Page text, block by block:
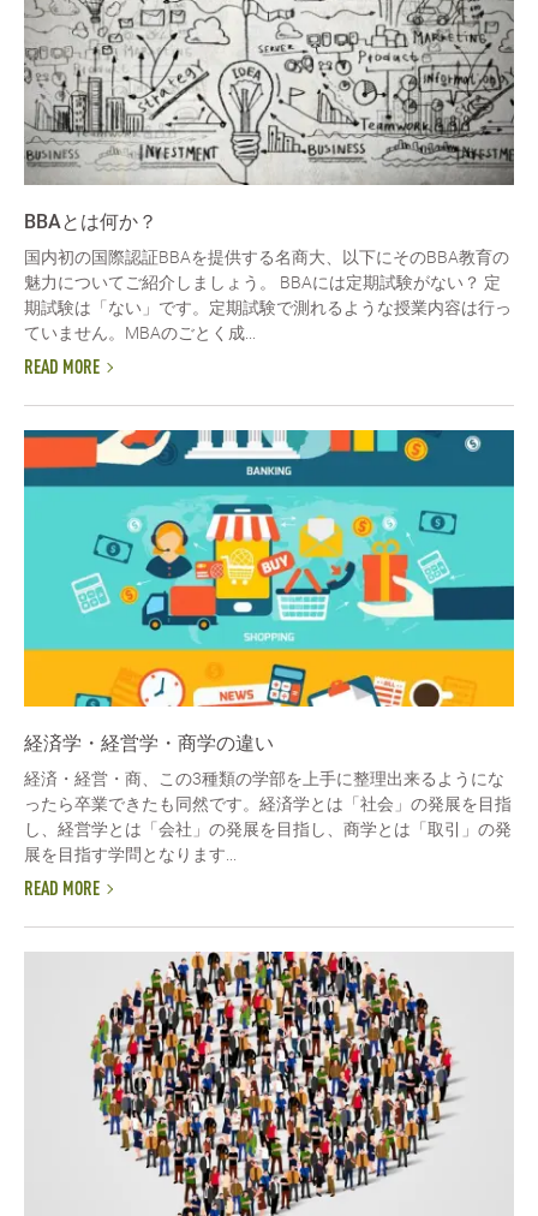
BBAとは何か？
国内初の国際認証BBAを提供する名商大、以下にそのBBA教育の
魅力についてご紹介しましょう。 BBAには定期試験がない？ 定
期試験は「ない」です。定期試験で測れるような授業内容は行っ
ていません。MBAのごとく成...
READ MORE
経済学・経営学・商学の違い
経済・経営・商、この3種類の学部を上手に整理出来るようにな
ったら卒業できたも同然です。経済学とは「社会」の発展を目指
し、経営学とは「会社」の発展を目指し、商学とは「取引」の発
展を目指す学問となります...
READ MORE